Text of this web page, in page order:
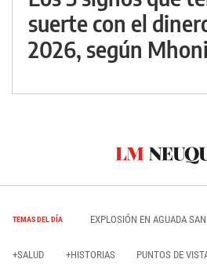
suerte con el
2026, según
TEMAS DEL DÍA EXPLOSIÓN EN AGUADA
+SALUD +HISTORIAS PUNTOS DE